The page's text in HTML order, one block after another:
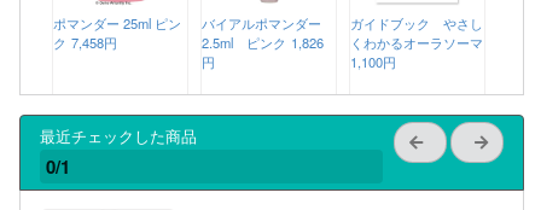
ポマンダー 25ml ピン
ク 7,458円
バイアルポマンダー
2.5ml ピンク 1,826
円
ガイドブック やさし
くわかるオーラソーマ
1,100円
最近チェックした商品
0/1